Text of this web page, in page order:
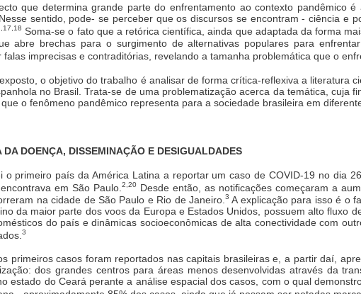
que determina grande parte do enfrentamento ao contexto pandêmico
sentido, pode- se perceber que os discursos se encontram - ciência e
Soma-se o fato que a retórica científica, ainda que adaptada da forma
abre brechas para o surgimento de alternativas populares para
falas imprecisas e contraditórias, revelando a tamanha problemática que o
o objetivo do trabalho é analisar de forma crítica-reflexiva a literatura
no Brasil. Trata-se de uma problematização acerca da temática, cuja
o fenômeno pandêmico representa para a sociedade brasileira em
DA DOENÇA, DISSEMINAÇÃO E DESIGUALDADES
o primeiro país da América Latina a reportar um caso de COVID-19 no dia
em São Paulo. 2,20 Desde então, as notificações começaram a
na cidade de São Paulo e Rio de Janeiro.3 A explicação para isso é o
da maior parte dos voos da Europa e Estados Unidos, possuem alto fluxo
do país e dinâmicas socioeconômicas de alta conectividade com
3
primeiros casos foram reportados nas capitais brasileiras e, a partir daí,
dos grandes centros para áreas menos desenvolvidas através da
estado do Ceará perante a análise espacial dos casos, com o qual